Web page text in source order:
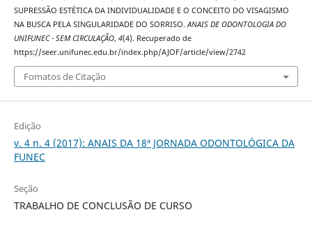
SUPRESSÃO ESTÉTICA DA INDIVIDUALIDADE E O CONCEITO DO VISAGISMO
NA BUSCA PELA SINGULARIDADE DO SORRISO.ANAIS DE ODONTOLOGIA DO
UNIFUNEC - SEM CIRCULAÇÃO, 4(4). Recuperado de
https://seer.unifunec.edu.br/index.php/AJOF/article/view/2742
Fomatos de Citação
Edição
v. 4 n. 4 (2017): ANAIS DA 18ª JORNADA ODONTOLÓGICA DA
FUNEC
Seção
TRABALHO DE CONCLUSÃO DE CURSO